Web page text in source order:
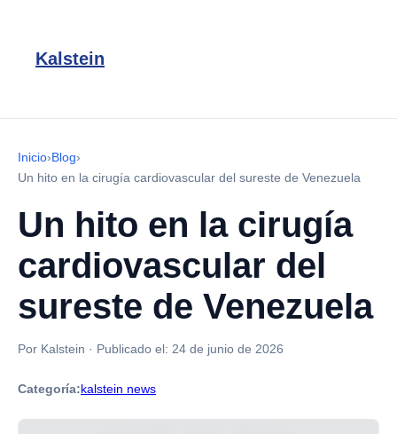
Kalstein
Inicio›Blog›
Un hito en la cirugía cardiovascular del sureste de Venezuela
Un hito en la cirugía
cardiovascular del
sureste de Venezuela
Por Kalstein · Publicado el: 24 de junio de 2026
Categoría:kalstein news